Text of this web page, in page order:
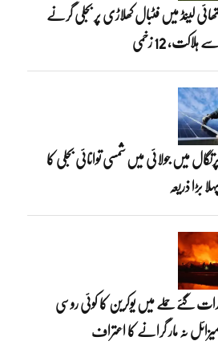
لینڈ میں فٹبال کھلاڑی پر بجلی گرنے
ہلاکت، 12 زخمی
میں جولائی میں شمسی توانائی بجلی کا
بڑا ذریعہ
گئے حملے میں یوکرین کا کوئی روسی
نہ مار گرانے کا اعتراف